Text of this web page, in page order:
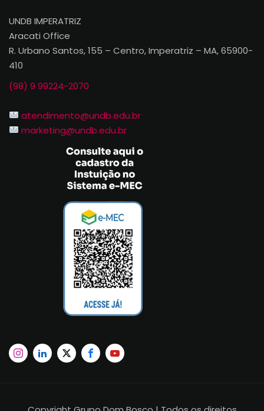
UNDB IMPERATRIZ
Aracati Office
R. Urbano Santos, 155 – Centro, Imperatriz – MA, 65900-
410
(98) 9 99224-2070
atendimento@undb.edu.br
marketing@undb.edu.br